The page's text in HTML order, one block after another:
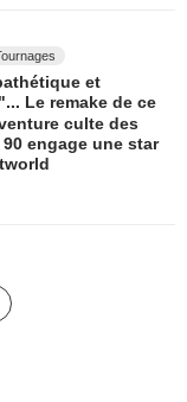
et
Le remake de ce
culte des
engage une star